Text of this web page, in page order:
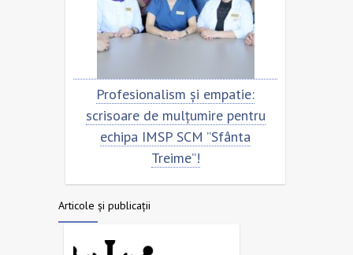
și empatie:
de mulțumire pentru
IMSP SCM ”Sfânta
Scrisoare de mulțumire
echipa SCM ”Sfânta
Articole și publicații